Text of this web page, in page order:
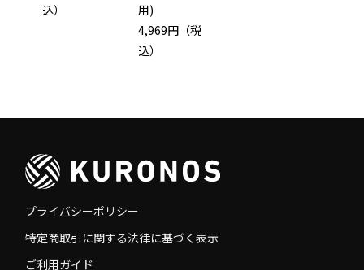
込）
用)
4,969円（税
込）
プライバシーポリシー
特定商取引に関する法律に基づく表示
ご利用ガイド